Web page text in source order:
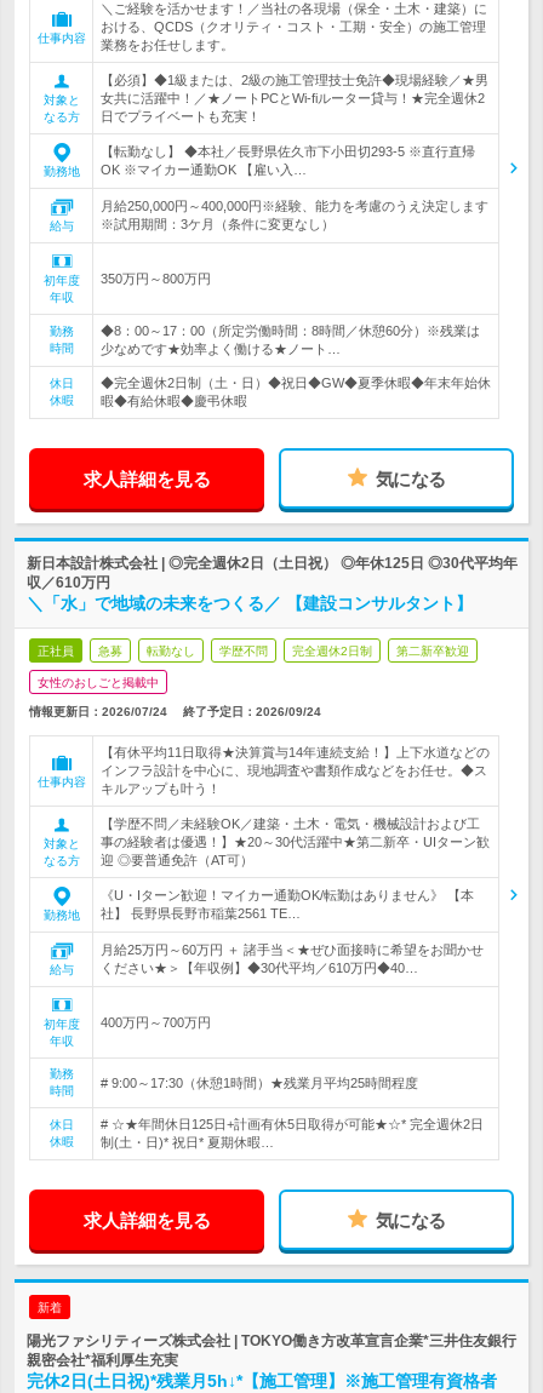
仕事内容
＼ご経験を活かせます！／当社の各現場（保全・土木・建築）に
おける、QCDS（クオリティ・コスト・工期・安全）の施工管理
業務をお任せします。
対象と
なる方
【必須】◆1級または、2級の施工管理技士免許◆現場経験／★男
女共に活躍中！／★ノートPCとWi-fiルーター貸与！★完全週休2
日でプライベートも充実！
勤務地
【転勤なし】 ◆本社／長野県佐久市下小田切293-5 ※直行直帰
OK ※マイカー通勤OK 【雇い入…
給与
月給250,000円～400,000円※経験、能力を考慮のうえ決定します
※試用期間：3ケ月（条件に変更なし）
初年度
年収
350万円～800万円
勤務
時間
◆8：00～17：00（所定労働時間：8時間／休憩60分）※残業は
少なめです★効率よく働ける★ノート…
休日
休暇
◆完全週休2日制（土・日）◆祝日◆GW◆夏季休暇◆年末年始休
暇◆有給休暇◆慶弔休暇
求人詳細を見る 気になる
新日本設計株式会社 | ◎完全週休2日（土日祝） ◎年休125日 ◎30代平均年
収／610万円
＼「水」で地域の未来をつくる／ 【建設コンサルタント】
正社員 急募 転勤なし 学歴不問 完全週休2日制 第二新卒歓迎
女性のおしごと掲載中
情報更新日：2026/07/24 終了予定日： 2026/09/24
仕事内容
【有休平均11日取得★決算賞与14年連続支給！】上下水道などの
インフラ設計を中心に、現地調査や書類作成などをお任せ。◆ス
キルアップも叶う！
対象と
なる方
【学歴不問／未経験OK／建築・土木・電気・機械設計および工
事の経験者は優遇！】★20～30代活躍中★第二新卒・UIターン歓
迎 ◎要普通免許（AT可）
勤務地
《U・Iターン歓迎！マイカー通勤OK/転勤はありません》 【本
社】 長野県長野市稲葉2561 TE…
給与
月給25万円～60万円 ＋ 諸手当＜★ぜひ面接時に希望をお聞かせ
ください★＞【年収例】◆30代平均／610万円◆40…
初年度
年収
400万円～700万円
勤務
時間
# 9:00～17:30（休憩1時間）★残業月平均25時間程度
休日
休暇
# ☆★年間休日125日+計画有休5日取得が可能★☆* 完全週休2日
制(土・日)* 祝日* 夏期休暇…
求人詳細を見る 気になる
新着
陽光ファシリティーズ株式会社 | TOKYO働き方改革宣言企業*三井住友銀行
親密会社*福利厚生充実
完休2日(土日祝)*残業月5h↓*【施工管理】※施工管理有資格者